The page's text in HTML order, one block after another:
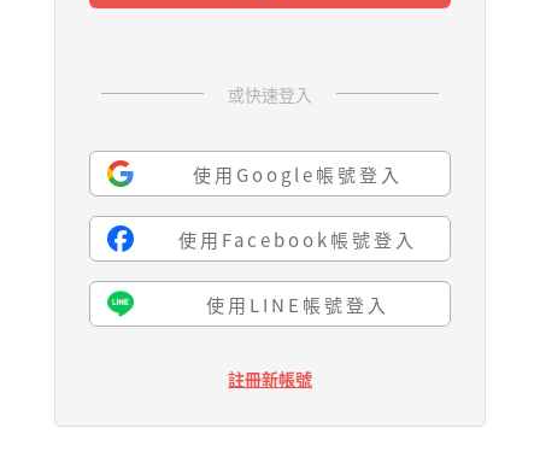
或快速登入
使用Google帳號登入
使用Facebook帳號登入
使用LINE帳號登入
註冊新帳號